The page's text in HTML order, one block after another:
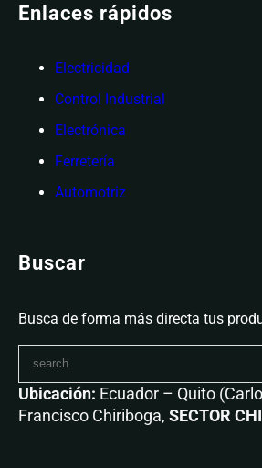
Enlaces rápidos
Electricidad
Control Industrial
Electrónica
Ferretería
Automotriz
Buscar
Busca de forma más directa tus
Ubicación: Ecuador – Quito
Francisco Chiriboga, SECTOR